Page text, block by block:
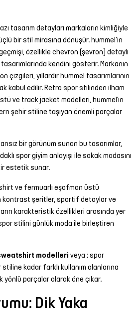
tasarım detayları markaların kimliğiyle
bir stil mirasına dönüşür. hummel’in
özellikle chevron (şevron) detaylı
kendini gösterir. Markanın
çizgileri, yıllardır hummel tasarımlarının
kabul edilir. Retro spor stilinden ilham
ve track jacket modelleri, hummel’ın
şehir stiline taşıyan önemli parçalar
bir görünüm sunan bu tasarımlar,
spor giyim anlayışı ile sokak modasını
estetik sunar.
ve fermuarlı eşofman üstü
kontrast şeritler, sportif detaylar ve
karakteristik özellikleri arasında yer
spor stilini günlük moda ile birleştiren
modelleri veya ; spor
kadar farklı kullanım alanlarına
parçalar olarak öne çıkar.
Dik Yaka